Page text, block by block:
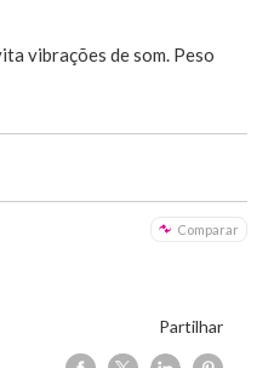
vibrações de som. Peso
Comparar
Partilhar